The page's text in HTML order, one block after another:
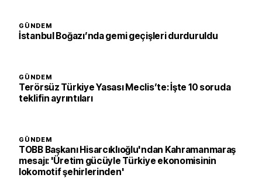
GÜNDEM
İstanbul Boğazı’nda gemi geçişleri durduruldu
GÜNDEM
Terörsüz Türkiye Yasası Meclis’te: İşte 10 soruda
teklifin ayrıntıları
GÜNDEM
TOBB Başkanı Hisarcıklıoğlu'ndan Kahramanmaraş
mesajı: 'Üretim gücüyle Türkiye ekonomisinin
lokomotif şehirlerinden'